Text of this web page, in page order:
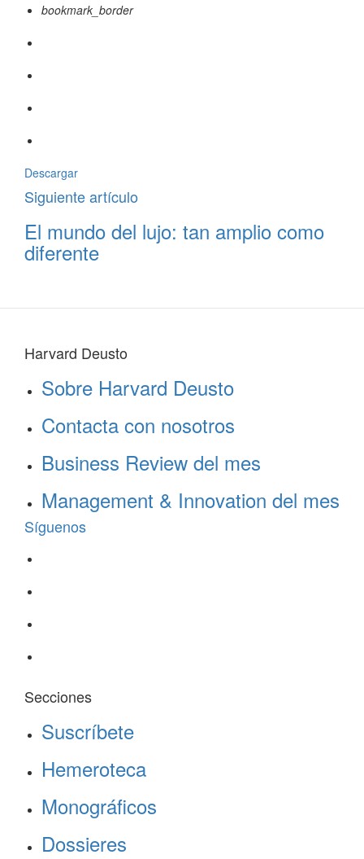
bookmark_border
Descargar
Siguiente artículo
El mundo del lujo: tan amplio como
diferente
Harvard Deusto
Sobre Harvard Deusto
Contacta con nosotros
Business Review del mes
Management & Innovation del mes
Síguenos
Secciones
Suscríbete
Hemeroteca
Monográficos
Dossieres